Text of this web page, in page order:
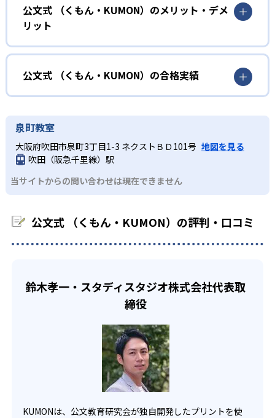
しさを経験できる。
KUMONの教材は、簡単な問題から高度な問題へと、スモー
ルステップで進んでいけるよう工夫されている。このスタ
イルは子どもの学習意欲をかき立てるため、教えてもらう
という受け身の姿勢ではなく、自ら進んで学ぶ姿勢を身に
つけられるだろう。
また、自学学習スタイルで学ぶ子どもたちは、自らの学習
課題に気がつくようになる。学年を超えた範囲も学習でき
るため、早い時期から高校教材に進む生徒もいる。
03 フレキシブルな受講スタイル
でも週2回受講できる。そのため、部活や他の習い事で忙し
らのオンライン受講と通室を組み合わせることも可能だ。
小学校に入る準備をしたい幼児向け
KUMONでは細かいステップに分かれた教材で、わかる楽し
さを経験しながら無理なく力を高めていける。
性格や学習への取り組み姿勢に合わせて内容も調整するた
め、小学校に入ってもつまずきにくい学力を身につけられ
るだろう。
中学に向けて苦手教科を克服したい子ども向け
KUMONでは経験豊富な先生が、子どものやる気を引き出せ
るよう適切なヒントを与えたり、声かけをしたりしてい
少しずつ苦手意識を克服できるだろう。
部活や習い事と両立したい生徒向け
KUMONでは、一人ひとりの学習状況やスケジュールに合わ
宿題の量や進め方に関しては、いつでも気軽に相談可能
だ。
公文式 （くもん・KUMON）のメリット・デメ
リット
どんなメリットがある？
KUMONでは自学自習スタイルで勉強するため、集中力や目
標に向かって頑張りやり抜く力を育むことができる。ま
た、年齢や学年にとらわれずに自分の学力に相応したレベ
ルから学習できるため、難しすぎてやる気を損ねたり、簡
単すぎて退屈することもない。
どんなデメリットがある？
KUMONでは、中高生のクラスでも数学・英語・国語の3教
科に限られるため、その他の教科に関しては他塾を検討す
る必要があるだろう。
公文式 （くもん・KUMON）の合格実績
KUMONは、公式サイトでは合格実績は公開していない。志
望校への実績があるかどうかは、通う予定の教室に問い合
わせたい。
泉町教室
大阪府吹田市泉町3丁目1-3 ネクストＢＤ101号 地図を見る
吹田（阪急千里線）駅
当サイトからの問い合わせは現在できません
公文式 （くもん・KUMON）の評判・口コミ
鈴木孝一・スタディスタジオ株式会社代表取
締役
KUMONは、公文教育研究会が独自開発したプリントを使